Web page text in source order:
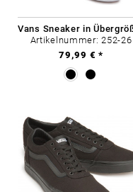
Artikelnummer: 252-26
79,99 € *